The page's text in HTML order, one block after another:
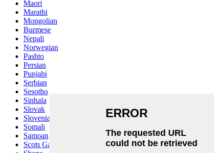
Maori
Marathi
Mongolian
Burmese
Nepali
Norwegian
Pashto
Persian
Punjabi
Serbian
Sesotho
Sinhala
Slovak
Slovenian
Somali
Samoan
Scots Gaelic